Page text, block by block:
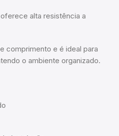
alta resistência a
comprimento e é ideal para
o ambiente organizado.